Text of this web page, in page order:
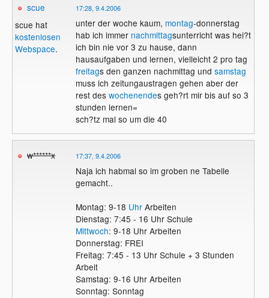
scue
scue hat
kostenlosen
Webspace.
17:28, 9.4.2006
unter der woche kaum, montag-donnerstag
hab ich immer nachmittagsunterricht was hei?t
ich bin nie vor 3 zu hause, dann
hausaufgaben und lernen, vielleicht 2 pro tag
freitags den ganzen nachmittag und samstag
muss ich zeitungaustragen gehen aber der
rest des wochenendes geh?rt mir bis auf so 3
stunden lernen=
sch?tz mal so um die 40
w******x 17:37, 9.4.2006
Naja ich habmal so im groben ne Tabelle
gemacht..
Montag: 9-18 UhrArbeiten
Dienstag: 7:45 - 16 Uhr Schule
Mittwoch: 9-18 Uhr Arbeiten
Donnerstag: FREI
Freitag: 7:45 - 13 Uhr Schule + 3 Stunden
Arbeit
Samstag: 9-16 Uhr Arbeiten
Sonntag: Sonntag